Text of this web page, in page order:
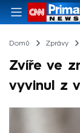
Domů Zprávy
Zvíře ve
vyvinul z